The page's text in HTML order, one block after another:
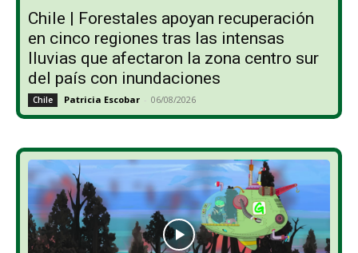
Chile | Forestales apoyan recuperación
en cinco regiones tras las intensas
lluvias que afectaron la zona centro sur
del país con inundaciones
Chile Patricia Escobar - 06/08/2026